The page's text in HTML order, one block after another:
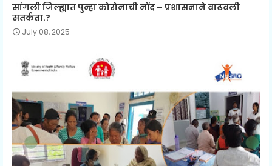
सांगली जिल्ह्यात पुन्हा कोरोनाची नोंद – प्रशासनाने वाढवली
सतर्कता.?
July 08, 2025